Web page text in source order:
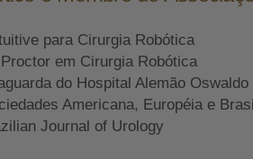
para Cirurgia Robótica
em Cirurgia Robótica
do Hospital Alemão Oswaldo
Americana, Européia e
Journal of Urology